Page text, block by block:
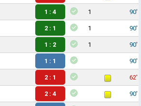
1 : 4 1 90'
2 : 1 1 90'
1 : 2 1 90'
1 : 1 90'
2 : 1 62'
2 : 4 90'